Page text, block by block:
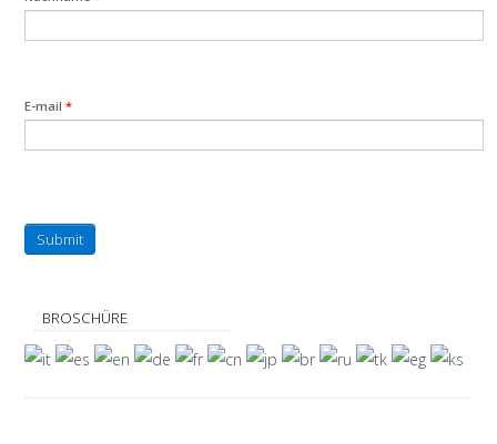
E-mail *
Submit
BROSCHÜRE